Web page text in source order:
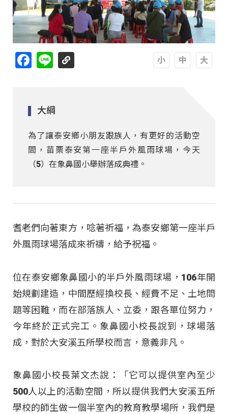
Facebook
Line
大綱
為了讓泰安鄉小朋友跟族人，有更好的活動空
間，苗栗泰安第一座半戶外風雨球場，今天
（5）在象鼻國小舉辦落成典禮。
耆老們向著東方，唸著祈福，為泰安鄉第一座半戶
外風雨球場落成來祈禱，給予祝福。
位在泰安鄉象鼻國小的半戶外風雨球場，106年開
始規劃建造，中間歷經換校長、經費不足、土地問
題等困難，而在部落族人、立委，跟各單位努力，
今年終於正式完工。象鼻國小校長說到，球場落
成，對於大安溪五所學校而言，意義非凡。
象鼻國小校長葉文杰說：「它可以提供室內至少
500人以上的活動空間，所以提供我們大安溪五所
學校的師生做一個半室內的教育教學場所，我們是